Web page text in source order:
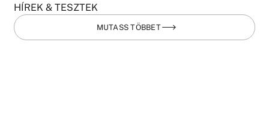
HÍREK & TESZTEK
MUTASS TÖBBET